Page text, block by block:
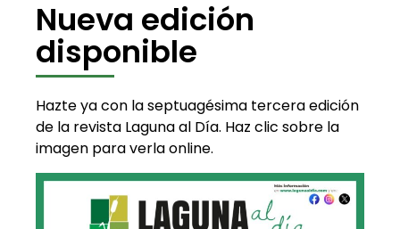
Nueva edición
disponible
Hazte ya con la septuagésima tercera edición
de la revista Laguna al Día. Haz clic sobre la
imagen para verla online.